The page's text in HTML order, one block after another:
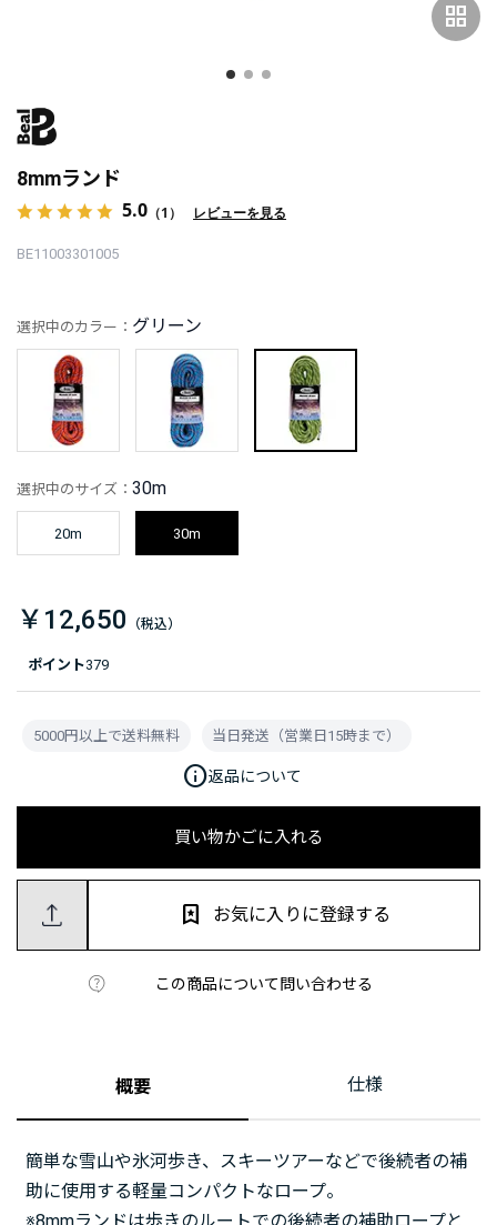
grid_view
8mmランド
5.0 （1） レビューを見る
BE11003301005
ポイント379
選択中のカラー： グリーン
選択中のサイズ： 30m
20m 30m
￥12,650
買い物かごに入れる
この商品について問い合わせる
お気に入りに登録する
5000円以上で送料無料 当日発送（営業日15時まで）
info返品について
概要 仕様
簡単な雪山や氷河歩き、スキーツアーなどで後続者の補
助に使用する軽量コンパクトなロープ。